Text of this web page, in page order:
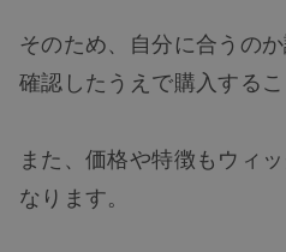
そのため、自分に合うの
確認したうえで購入するこ
また、価格や特徴もウィ
なります。